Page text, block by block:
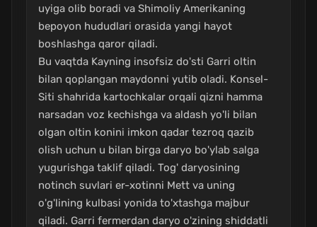
uyiga olib boradi va Shimoliy Amerikaning
bepoyon hududlari orasida yangi hayot
boshlashga qaror qiladi.
Bu vaqtda Kayning insofsiz do'sti Garri oltin
bilan qoplangan maydonni yutib oladi. Konsel-
Siti shahrida kartochkalar orqali qizni hamma
narsadan voz kechishga va aldash yo'li bilan
olgan oltin konini imkon qadar tezroq qazib
olish uchun u bilan birga daryo bo'ylab salga
yugurishga taklif qiladi. Tog' daryosining
notinch suvlari er-xotinni Mett va uning
o'g'lining kulbasi yonida to'xtashga majbur
qiladi. Garri fermerdan daryo o'zining shiddatli